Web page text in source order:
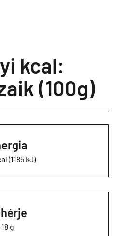
kcal:
(100g)
(1185 kJ)
18 g